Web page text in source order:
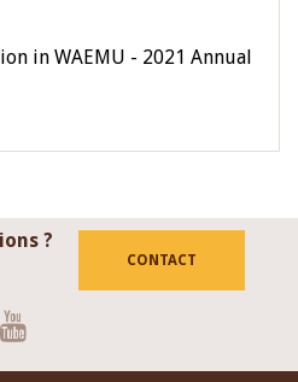
in WAEMU - 2021 Annual
?
CONTACT